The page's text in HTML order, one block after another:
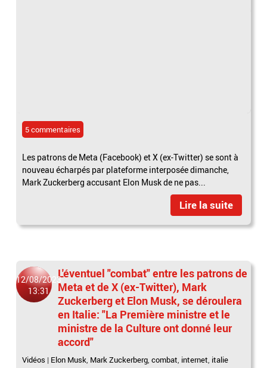
5 commentaires
Les patrons de Meta (Facebook) et X (ex-Twitter) se sont à
nouveau écharpés par plateforme interposée dimanche,
Mark Zuckerberg accusant Elon Musk de ne pas...
Lire la suite
12/08/2023
13:31
L'éventuel "combat" entre les patrons de
Meta et de X (ex-Twitter), Mark
Zuckerberg et Elon Musk, se déroulera
en Italie: "La Première ministre et le
ministre de la Culture ont donné leur
accord"
Vidéos | Elon Musk Mark Zuckerberg ,combat internet italie